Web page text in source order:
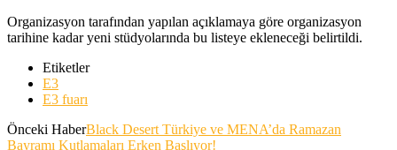
Organizasyon tarafından yapılan açıklamaya göre organizasyon
tarihine kadar yeni stüdyolarında bu listeye ekleneceği belirtildi.
Etiketler
E3
E3 fuarı
Önceki HaberBlack Desert Türkiye ve MENA’da Ramazan
Bayramı Kutlamaları Erken Başlıyor!